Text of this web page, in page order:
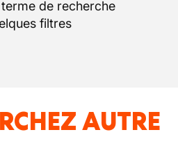
de recherche
filtres
AUTRE